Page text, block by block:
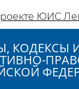
ЮИС
КОДЕКСЫ